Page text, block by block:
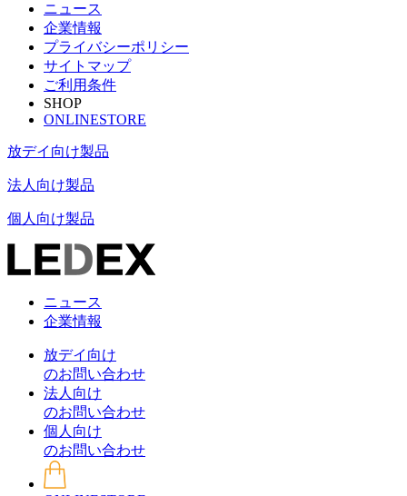
ニュース
企業情報
プライバシーポリシー
サイトマップ
ご利用条件
SHOP
ONLINESTORE
放デイ向け製品
法人向け製品
個人向け製品
ニュース
企業情報
放デイ向け
のお問い合わせ
法人向け
のお問い合わせ
個人向け
のお問い合わせ